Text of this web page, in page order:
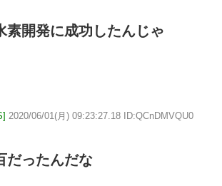
素開発に成功したんじゃ
2020/06/01(月) 09:23:27.18 ID:QCnDMVQU0
だったんだな